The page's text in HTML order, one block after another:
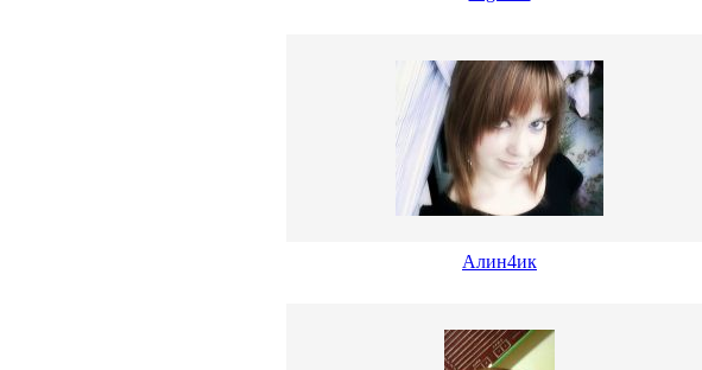
Алин4ик